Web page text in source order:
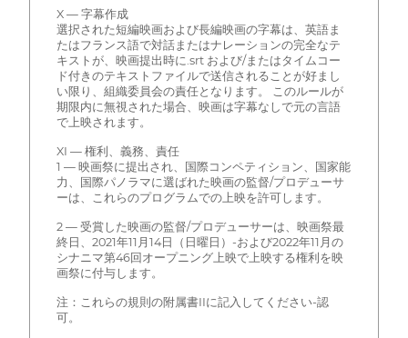
X — 字幕作成
選択された短編映画および長編映画の字幕は、英語ま
たはフランス語で対話またはナレーションの完全なテ
キストが、映画提出時に.srt および/またはタイムコー
ド付きのテキストファイルで送信されることが好まし
い限り、組織委員会の責任となります。 このルールが
期限内に無視された場合、映画は字幕なしで元の言語
で上映されます。
XI — 権利、義務、責任
1 — 映画祭に提出され、国際コンペティション、国家能
力、国際パノラマに選ばれた映画の監督/プロデューサ
ーは、これらのプログラムでの上映を許可します。
2 — 受賞した映画の監督/プロデューサーは、映画祭最
終日、2021年11月14日（日曜日）-および2022年11月の
シナニマ第46回オープニング上映で上映する権利を映
画祭に付与します。
注：これらの規則の附属書IIに記入してください-認
可。